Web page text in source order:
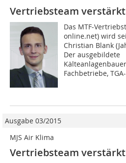
Vertriebsteam verstärkt
Das MTF-
online.net) wird
Christian Blank
Der ausgebildete
Fachbetriebe,
Ausgabe 03/2015
MJS Air Klima
Vertriebsteam verstärkt